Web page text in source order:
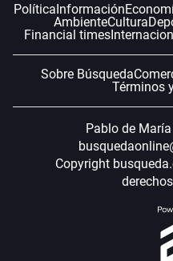
PolíticaInformación
AmbienteCultura
Financial times
Sobre Búsqueda
Términos
Pablo de
Copyright